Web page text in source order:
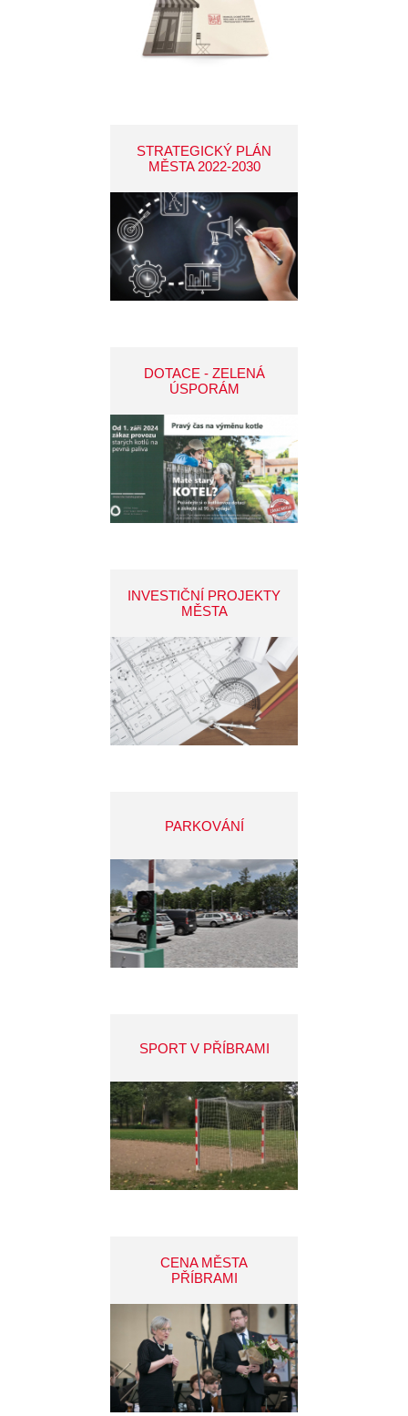
STRATEGICKÝ PLÁN
MĚSTA 2022-2030
DOTACE - ZELENÁ
ÚSPORÁM
INVESTIČNÍ PROJEKTY
MĚSTA
PARKOVÁNÍ
SPORT V PŘÍBRAMI
CENA MĚSTA
PŘÍBRAMI